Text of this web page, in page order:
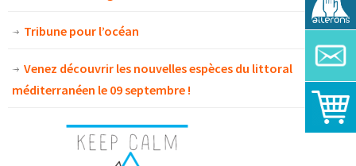
Tribune pour l’océan
Venez découvrir les nouvelles espèces du littoral
méditerranéen le 09 septembre !